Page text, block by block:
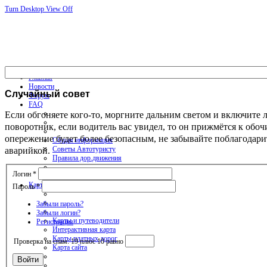
Turn Desktop View Off
Главная
Новости
Форум
FAQ
Общая информация
Советы Автотуристу
Правила дор.движения
Карты
Карты и путеводители
Интерактивная карта
Карты платных дорог
Карта сайта
Случайный совет
Если обгоняете кого-то, моргните дальним светом и включите
поворотник, если водитель вас увидел, то он прижмётся к
опережение будет более безопасным, не забывайте
аварийкой.
Логин *
Пароль*
Забыли пароль?
Забыли логин?
Регистрация
Проверка на спам: 19 плюс 10 равно
Войти